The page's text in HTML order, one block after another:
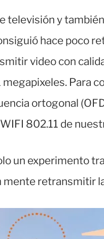
televisión y también
hace poco
video con
megapixeles. Para
ortogonal
802.11 de
un experimento
mente retransmitir